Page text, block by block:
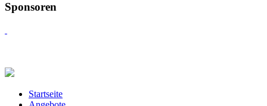
Sponsoren
Startseite